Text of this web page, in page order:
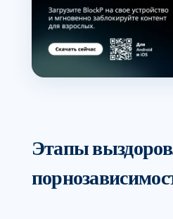
Этапы